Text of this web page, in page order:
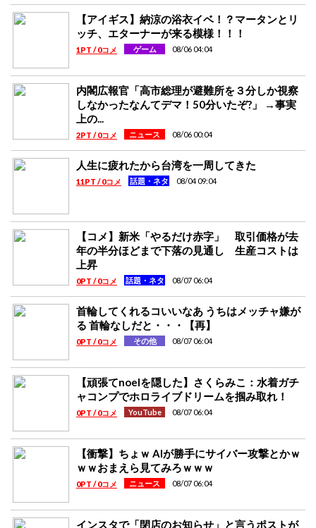
【アイギス】納涼の浴衣イベ！？マータンとリ
ッチ、エターナーが来る模様！！！
1PT / 0コメ ゲーム 08/06 04:04
内閣広報官「高市総理が避難所を３分しか視察
しなかったなんてデマ！50分いたぞ?」 →事実
上の...
2PT / 0コメ ニュース 08/06 00:04
人生に疲れたから台湾を一周してきた
11PT / 0コメ 話題・ネタ 08/04 09:04
【コメ】新米「やるだけ赤字」 取引価格が去
年の半分ほどまで下落の見通し 生産コストは
上昇
0PT / 0コメ 話題・ネタ 08/07 06:04
首輪してくれるコいいなあ うちはメッチャ嫌が
る 首輪なしだと・・・【再】
0PT / 0コメ その他 08/07 06:04
【頑張てnoelを隠した】さくらみこ：水着ガチ
ャコンプでホロライブドリームを掴み取れ！
0PT / 0コメ YouTube 08/07 06:04
【衝撃】ちょｗ AIが勝手にサイバー攻撃とかｗ
ｗｗおまえら見てみろｗｗｗ
0PT / 0コメ ニュース 08/07 06:04
インスタで「閉店のお知らせ」と言うポストが